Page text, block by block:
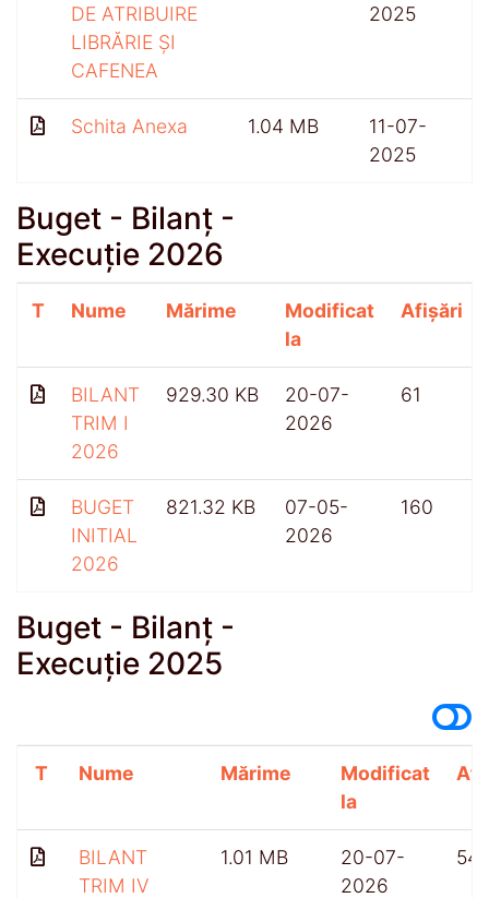
DE ATRIBUIRE
LIBRĂRIE ȘI
CAFENEA
2025
Schita Anexa 1.04 MB
11-07-
2025
Buget - Bilanț -
Execuție 2026
T Nume Mărime
Modificat
la
Afișări
BILANT
TRIM I
2026
929.30 KB
20-07-
2026
61
BUGET
INITIAL
2026
821.32 KB
07-05-
2026
160
Buget - Bilanț -
Execuție 2025
T Nume Mărime
Modificat
la
BILANT
TRIM IV
1.01 MB
20-07-
2026
54